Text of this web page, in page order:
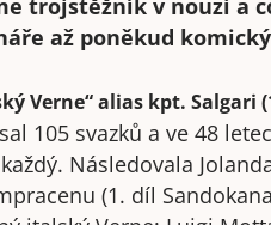
trojstěžník v nouzi a
až poněkud
Verne“ alias kpt. Salgari
105 svazků a ve 48
Následovala
(1. díl